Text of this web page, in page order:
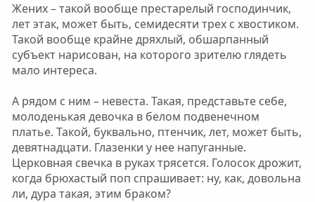
Жених – такой вообще престарелый господинчик,
лет этак, может быть, семидесяти трех с хвостиком.
Такой вообще крайне дряхлый, обшарпанный
субъект нарисован, на которого зрителю глядеть
мало интереса.
А рядом с ним – невеста. Такая, представьте себе,
молоденькая девочка в белом подвенечном
платье. Такой, буквально, птенчик, лет, может быть,
девятнадцати. Глазенки у нее напуганные.
Церковная свечка в руках трясется. Голосок дрожит,
когда брюхастый поп спрашивает: ну, как, довольна
ли, дура такая, этим браком?